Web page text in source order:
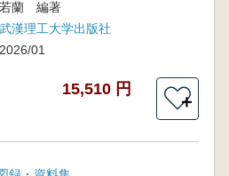
蘭 編著
武漢理工大学出版社
2026/01
15,510 円
＋